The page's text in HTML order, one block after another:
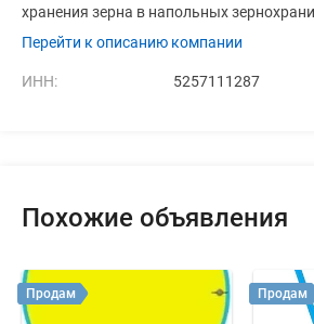
хранения зерна в напольных
Перейти к описанию компании
ИНН: 5257111287
Похожие объявления
Продам Продам